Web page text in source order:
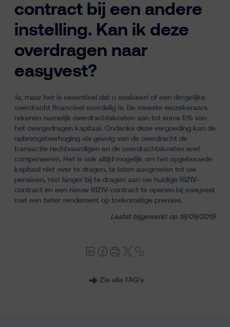
fr nl en
contract bij een andere
instelling. Kan ik deze
overdragen naar
easyvest?
Ja, maar het is essentieel dat u evalueert of een dergelijke
overdracht financieel voordelig is. De meeste verzekeraars
rekenen namelijk overdrachtskosten aan tot soms 5% van
het overgedragen kapitaal. Ondanks deze vergoeding kan de
opbrengstverhoging als gevolg van de overdracht de
transactie rechtvaardigen en de overdrachtskosten snel
compenseren. Het is ook altijd mogelijk om het opgebouwde
kapitaal niet over te dragen, te laten aangroeien tot uw
pensioen, niet langer bij te dragen aan uw huidige RIZIV-
contract en een nieuw RIZIV-contract te openen bij easyvest
met een beter rendement op toekomstige premies.
Laatst bijgewerkt op 18/09/2019
Zie alle FAQ’s